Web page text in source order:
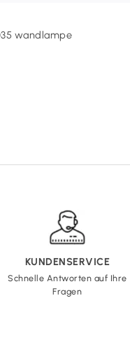
wandlampe
KUNDENSERVICE
Schnelle Antworten auf Ihre
Fragen